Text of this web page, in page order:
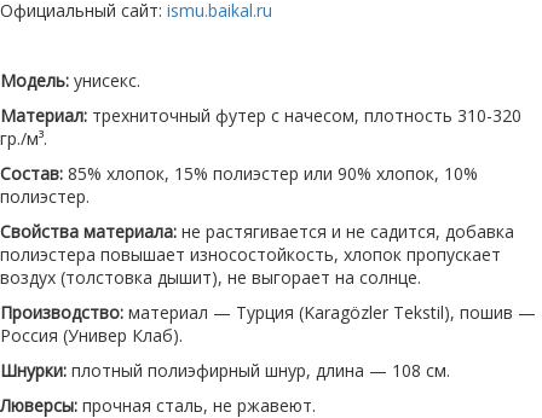
Официальный сайт: ismu.baikal.ru
Модель: унисекс.
Материал: трехниточный футер с начесом, плотность 310-320
гр./м³.
Состав: 85% хлопок, 15% полиэстер или 90% хлопок, 10%
полиэстер.
Свойства материала: не растягивается и не садится, добавка
полиэстера повышает износостойкость, хлопок пропускает
воздух (толстовка дышит), не выгорает на солнце.
Производство: материал — Турция (Karagözler Tekstil), пошив —
Россия (Универ Клаб).
Шнурки: плотный полиэфирный шнур, длина — 108 см.
Люверсы: прочная сталь, не ржавеют.